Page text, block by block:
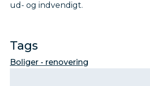
ud- og indvendigt.
Tags
Boliger - renovering